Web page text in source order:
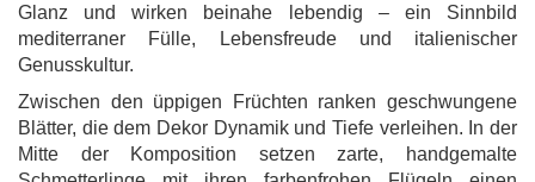
Glanz und wirken beinahe lebendig – ein Sinnbild
mediterraner Fülle, Lebensfreude und italienischer
Genusskultur.
Zwischen den üppigen Früchten ranken geschwungene
Blätter, die dem Dekor Dynamik und Tiefe verleihen. In der
Mitte der Komposition setzen zarte, handgemalte